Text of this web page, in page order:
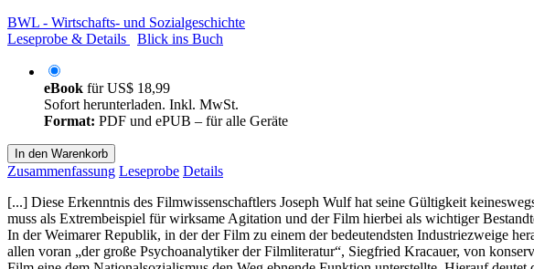
BWL - Wirtschafts- und Sozialgeschichte
Leseprobe & Details
Blick ins Buch
eBook fürUS$ 18,99
Sofort herunterladen. Inkl. MwSt.
Format: PDF und ePUB – für alle Geräte
In den Warenkorb
Zusammenfassung Leseprobe Details
[...] Diese Erkenntnis des Filmwissenschaftlers Joseph Wulf hat seine Gültigkeit
muss als Extrembeispiel für wirksame Agitation und der Film hierbei als wichtiger
In der Weimarer Republik, in der der Film zu einem der bedeutendsten Industriezweige
allen voran „der große Psychoanalytiker der Filmliteratur“, Siegfried Kracauer, von